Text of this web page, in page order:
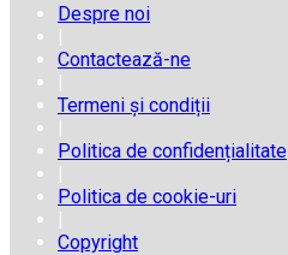
Despre noi
|
Contactează-ne
|
Termeni și condiții
|
Politica de confidențialitate
|
Politica de cookie-uri
|
Copyright